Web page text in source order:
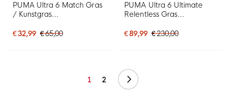
PUMA Ultra 6 Match Gras
/ Kunstgras
Kids Neongeel Rood
€ 32,99 € 65,00
PUMA Ultra 6 Ultimate
Relentless Gras
Zwart Rood Blauw
€ 89,99 € 230,00
1 2 Volgende